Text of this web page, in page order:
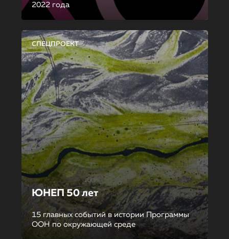
2022 года
СПЕЦПРОЕКТ
ЮНЕП 50 лет
15 главных событий в истории Программы
ООН по окружающей среде